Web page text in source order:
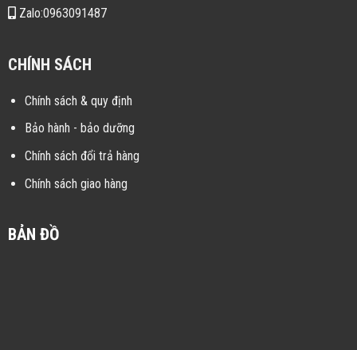
Zalo:0963091487
CHÍNH SÁCH
Chính sách & quy định
Bảo hành - bảo dưỡng
Chính sách đổi trả hàng
Chính sách giao hàng
BẢN ĐỒ